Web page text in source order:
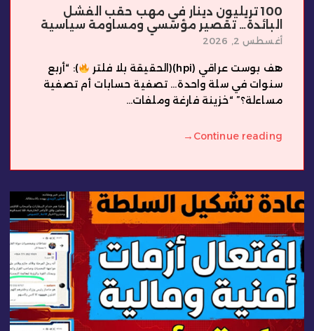
100 تريليون دينار في مهب حقب الفشل
البائدة… تقصير مؤسسي ومساومة سياسية
أغسطس 2, 2026
هف بوست عراقي (hpi)(الحقيقة بلا فلتر
): “أربع
سنوات في سلة واحدة… تصفية حسابات أم تصفية
مساءلة؟” “خزينة فارغة وملفات...
Continue reading
→